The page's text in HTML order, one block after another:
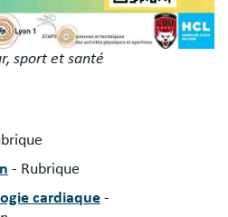
sport et santé
- Rubrique
cardiaque -